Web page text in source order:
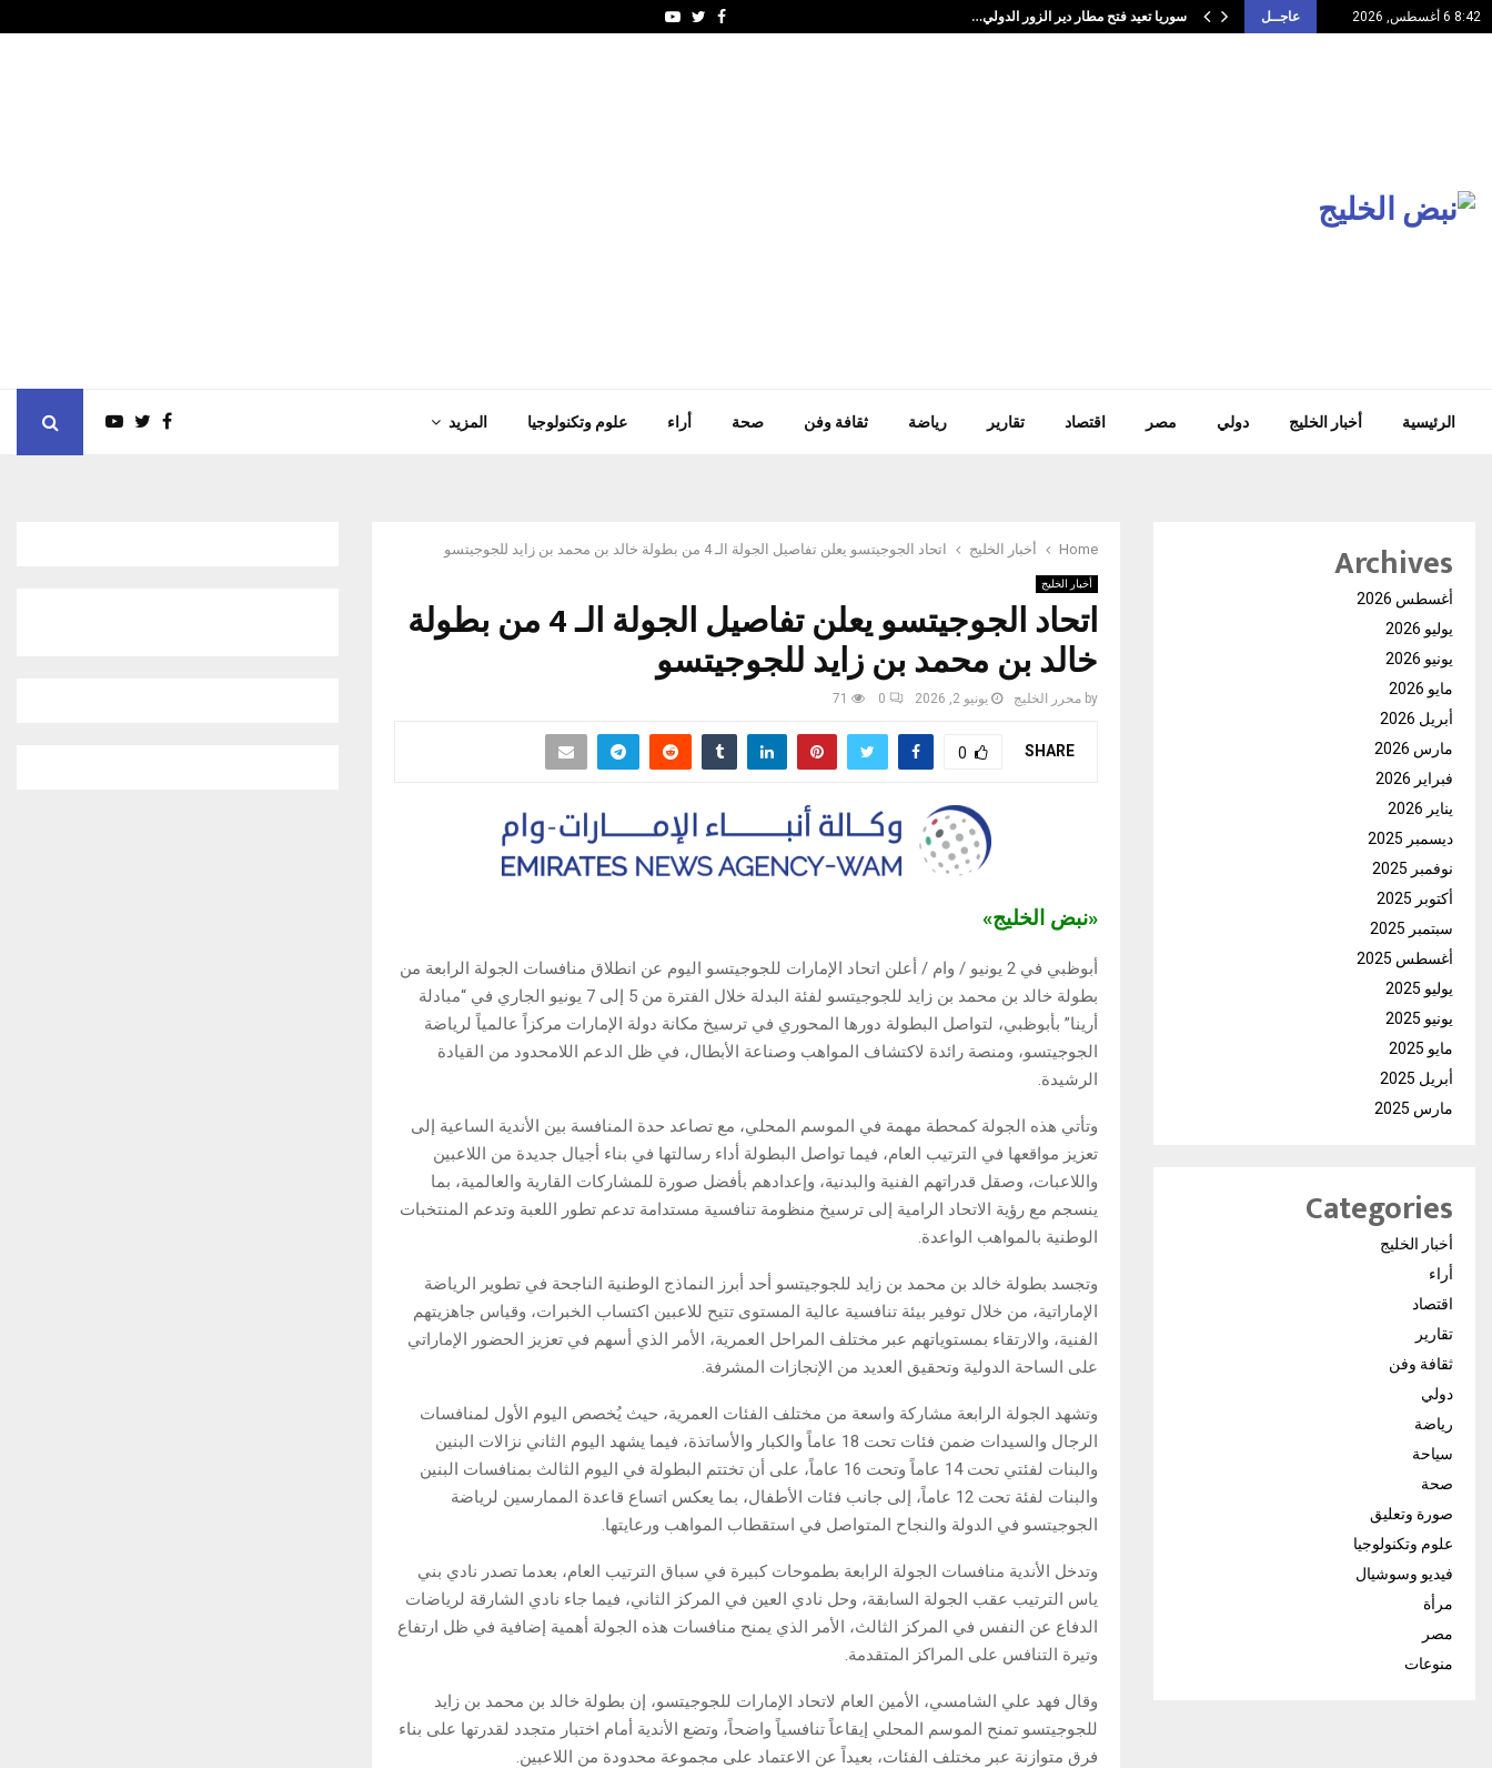
8:42 6 أغسطس, 2026 عاجــل سوريا تعيد فتح مطار دير الزور الدولي… Facebook
Twitter
Youtube
الرئيسية أخبار الخليج دولي مصر اقتصاد تقارير رياضة ثقافة وفن صحة أراء علوم وتكنولوجيا المزيد
Home أخبار الخليج اتحاد الجوجيتسو يعلن تفاصيل الجولة الـ 4 من بطولة خالد بن محمد بن زايد للجوجيتسو
أخبار الخليج
اتحاد الجوجيتسو يعلن تفاصيل الجولة الـ 4 من بطولة
خالد بن محمد بن زايد للجوجيتسو
by محرر الخليج يونيو 2, 2026 0
71
SHARE
0
«نبض الخليج»
أبوظبي في 2 يونيو / وام / أعلن اتحاد الإمارات للجوجيتسو اليوم عن انطلاق منافسات الجولة الرابعة من
بطولة خالد بن محمد بن زايد للجوجيتسو لفئة البدلة خلال الفترة من 5 إلى 7 يونيو الجاري في “مبادلة
أرينا” بأبوظبي، لتواصل البطولة دورها المحوري في ترسيخ مكانة دولة الإمارات مركزاً عالمياً لرياضة
الجوجيتسو، ومنصة رائدة لاكتشاف المواهب وصناعة الأبطال، في ظل الدعم اللامحدود من القيادة
الرشيدة.
وتأتي هذه الجولة كمحطة مهمة في الموسم المحلي، مع تصاعد حدة المنافسة بين الأندية الساعية إلى
تعزيز مواقعها في الترتيب العام، فيما تواصل البطولة أداء رسالتها في بناء أجيال جديدة من اللاعبين
واللاعبات، وصقل قدراتهم الفنية والبدنية، وإعدادهم بأفضل صورة للمشاركات القارية والعالمية، بما
ينسجم مع رؤية الاتحاد الرامية إلى ترسيخ منظومة تنافسية مستدامة تدعم تطور اللعبة وتدعم المنتخبات
الوطنية بالمواهب الواعدة.
وتجسد بطولة خالد بن محمد بن زايد للجوجيتسو أحد أبرز النماذج الوطنية الناجحة في تطوير الرياضة
الإماراتية، من خلال توفير بيئة تنافسية عالية المستوى تتيح للاعبين اكتساب الخبرات، وقياس جاهزيتهم
الفنية، والارتقاء بمستوياتهم عبر مختلف المراحل العمرية، الأمر الذي أسهم في تعزيز الحضور الإماراتي
على الساحة الدولية وتحقيق العديد من الإنجازات المشرفة.
وتشهد الجولة الرابعة مشاركة واسعة من مختلف الفئات العمرية، حيث يُخصص اليوم الأول لمنافسات
الرجال والسيدات ضمن فئات تحت 18 عاماً والكبار والأساتذة، فيما يشهد اليوم الثاني نزالات البنين
والبنات لفئتي تحت 14 عاماً وتحت 16 عاماً، على أن تختتم البطولة في اليوم الثالث بمنافسات البنين
والبنات لفئة تحت 12 عاماً، إلى جانب فئات الأطفال، بما يعكس اتساع قاعدة الممارسين لرياضة
الجوجيتسو في الدولة والنجاح المتواصل في استقطاب المواهب ورعايتها.
وتدخل الأندية منافسات الجولة الرابعة بطموحات كبيرة في سباق الترتيب العام، بعدما تصدر نادي بني
ياس الترتيب عقب الجولة السابقة، وحل نادي العين في المركز الثاني، فيما جاء نادي الشارقة لرياضات
الدفاع عن النفس في المركز الثالث، الأمر الذي يمنح منافسات هذه الجولة أهمية إضافية في ظل ارتفاع
وتيرة التنافس على المراكز المتقدمة.
وقال فهد علي الشامسي، الأمين العام لاتحاد الإمارات للجوجيتسو، إن بطولة خالد بن محمد بن زايد
للجوجيتسو تمنح الموسم المحلي إيقاعاً تنافسياً واضحاً، وتضع الأندية أمام اختبار متجدد لقدرتها على بناء
فرق متوازنة عبر مختلف الفئات، بعيداً عن الاعتماد على مجموعة محدودة من اللاعبين.
Archives
أغسطس 2026
يوليو 2026
يونيو 2026
مايو 2026
أبريل 2026
مارس 2026
فبراير 2026
يناير 2026
ديسمبر 2025
نوفمبر 2025
أكتوبر 2025
سبتمبر 2025
أغسطس 2025
يوليو 2025
يونيو 2025
مايو 2025
أبريل 2025
مارس 2025
Categories
أخبار الخليج
أراء
اقتصاد
تقارير
ثقافة وفن
دولي
رياضة
سياحة
صحة
صورة وتعليق
علوم وتكنولوجيا
فيديو وسوشيال
مرأة
مصر
منوعات